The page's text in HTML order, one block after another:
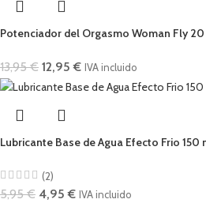
Potenciador del Orgasmo Woman Fly
13,95€ 12,95€ IVA incluido
Lubricante Base de Agua Efecto Frio 150
(2)
5,95€ 4,95€ IVA incluido